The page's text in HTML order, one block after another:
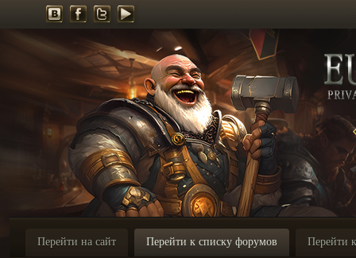
Перейти на сайт Перейти к списку форумов Перейти